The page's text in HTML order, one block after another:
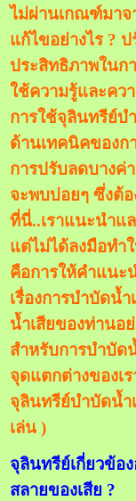
ไม่ผ่านเกณฑ์มาจ
แก้ไขอย่างไร ?
ประสิทธิภาพในก
ใช้ความรู้และคว
การใช้จุลินทรีย์บ
ด้านเทคนิคของก
การปรับลดบางค่
จะพบบ่อยๆ ซึ่งต้
ที่นี่..เราแนะนำแ
แต่ไม่ได้ลงมือทำ
คือการให้คำแนะ
เรื่องการบำบัดน้
น้ำเสียของท่านอ
สำหรับการบำบัด
จุดแตกต่างของเ
จุลินทรีย์บำบัดน้ำ
เล่น )
จุลินทรีย์เกี่ยวข้อ
สลายของเสีย ?